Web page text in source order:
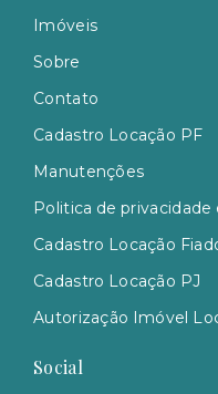
Imóveis
Sobre
Contato
Cadastro Locação PF
Manutenções
Politica de privacidade
Cadastro Locação
Cadastro Locação PJ
Autorização Imóvel
Social